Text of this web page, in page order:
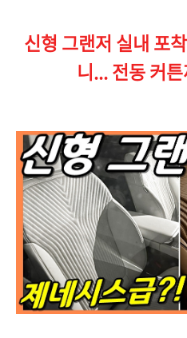
신형 그랜저 실내 포
니... 전동 커